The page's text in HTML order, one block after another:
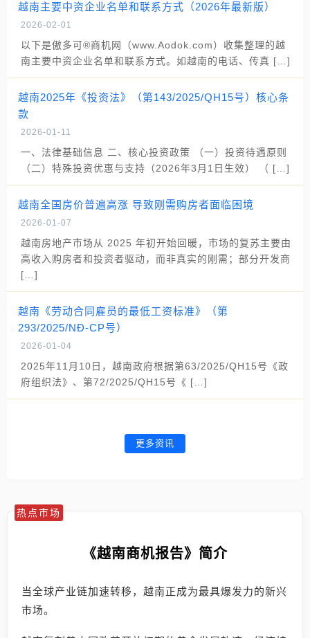
越南主要中资企业名单和联系方式（2026年最新版）
2026-02-01
以下是傲多可®商机网（www.Aodok.com）收集整理的越
南主要中资企业名单和联系方式。如越南的电话、传真 […]
越南2025年《投资法》（第143/2025/QH15号）核心条
款
2026-01-11
一、法律基础信息 二、核心投资政策 （一）投资待遇原则
（二）特殊投资优惠与支持（2026年3月1日生效） （ […]
越南全国房价普遍高涨 导致刚需购房者面临困境
2026-01-07
越南房地产市场从 2025 年初开始回暖，市场的复苏主要由
高收入购房者和投资者驱动，而非真实的刚需；部分开发商
[…]
越南《劳动合同雇员的最低工资标准》（第
293/2025/NĐ-CP号）
2026-01-04
2025年11月10日，越南政府根据第63/2025/QH15号《政
府组织法》、第72/2025/QH15号《 […]
更多资讯
热点市场
《越南商机报告》简介
当全球产业链加速转移，越南正成为最具爆发力的新兴
市场。